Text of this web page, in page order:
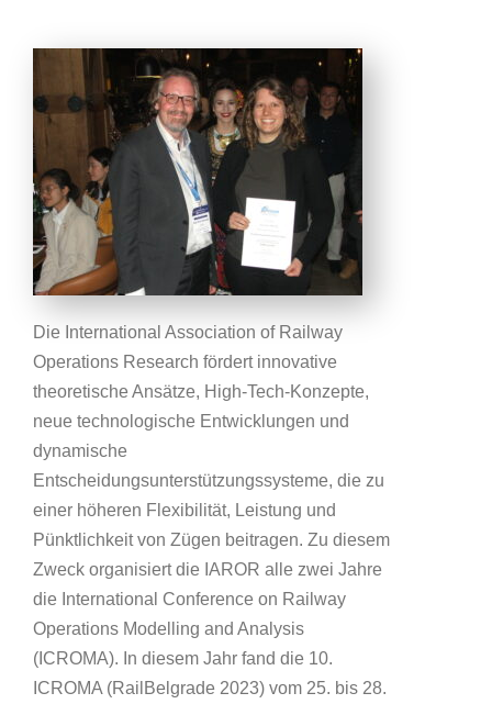
Die International Association of Railway
Operations Research fördert innovative
theoretische Ansätze, High-Tech-Konzepte,
neue technologische Entwicklungen und
dynamische
Entscheidungsunterstützungssysteme, die zu
einer höheren Flexibilität, Leistung und
Pünktlichkeit von Zügen beitragen. Zu diesem
Zweck organisiert die IAROR alle zwei Jahre
die International Conference on Railway
Operations Modelling and Analysis
(ICROMA). In diesem Jahr fand die 10.
ICROMA (RailBelgrade 2023) vom 25. bis 28.